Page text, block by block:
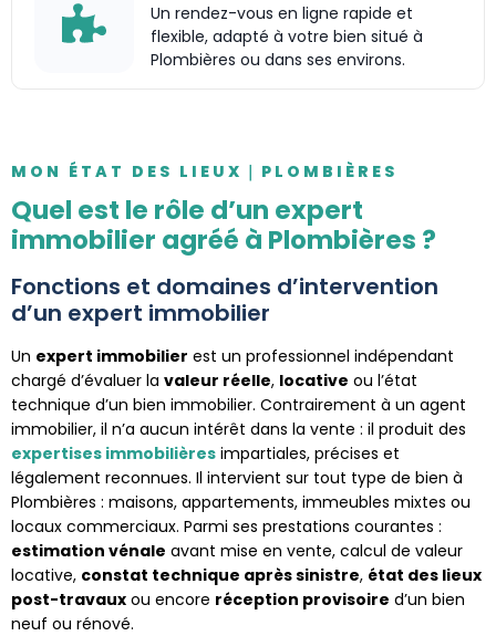
Un rendez-vous en ligne rapide et
flexible, adapté à votre bien situé à
Plombières ou dans ses environs.
MON ÉTAT DES LIEUX｜PLOMBIÈRES
Quel est le rôle d’un expert
immobilier agréé à Plombières ?
Fonctions et domaines d’intervention
d’un expert immobilier
Un expert immobilier est un professionnel indépendant
chargé d’évaluer la valeur réelle, locative ou l’état
technique d’un bien immobilier. Contrairement à un agent
immobilier, il n’a aucun intérêt dans la vente : il produit des
expertises immobilières impartiales, précises et
légalement reconnues. Il intervient sur tout type de bien à
Plombières : maisons, appartements, immeubles mixtes ou
locaux commerciaux. Parmi ses prestations courantes :
estimation vénale avant mise en vente, calcul de valeur
locative, constat technique après sinistre, état des lieux
post-travaux ou encore réception provisoire d’un bien
neuf ou rénové.